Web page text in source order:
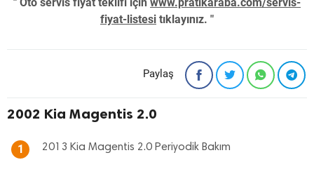
fiyat-listesi tıklayınız. "
Paylaş
2002 Kia Magentis 2.0
1 2013 Kia Magentis 2.0 Periyodik Bakım